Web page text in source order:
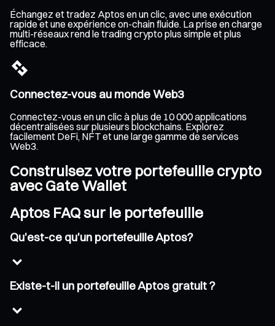
Échangez et tradez Aptos en un clic, avec une exécution
rapide et une expérience on-chain fluide. La prise en charge
multi-réseaux rend le trading crypto plus simple et plus
efficace.
Connectez-vous au monde Web3
Connectez-vous en un clic à plus de 10 000 applications
décentralisées sur plusieurs blockchains. Explorez
facilement DeFi, NFT et une large gamme de services
Web3.
Construisez votre portefeuille crypto
avec Gate Wallet
Aptos FAQ sur le portefeuille
Qu'est-ce qu'un portefeuille Aptos?
Existe-t-il un portefeuille Aptos gratuit ?